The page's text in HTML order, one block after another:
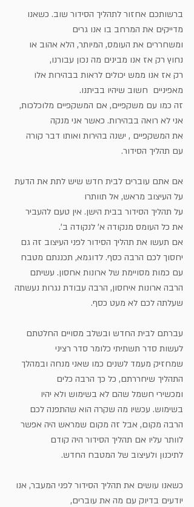
ברשותכם אחזור לתהליך הסידור שוב. כשאנו
מדייקים את המרחב בו אנו גרים
ומשחררים את העומס, המיותר, הלא אהוב או
נחוץ רק אז אנו מבינים מה נכון עבורנו,
רק אז אנו ממש יכולים לראות בבהירות אלו
מאפיניים  חשוב שיהיו בביתנו.
זה כמו עם משקפיים, אם המשקפיים מלוכלכות,
אני לא רואה בבהירות. כאשר אני מנקה
את המשקפיים , ישנה בהירות ואותו דבר קורה
עם תהליך הסידור.
אם אתם עוברים לבית חדש שיש לתת את הדעת
על העיצוב מראש, אל תוותרו
על תהליך הסידור בבית הישן. אין טעם להעביר
את כל העומס מנקודה א' לנקודה ב'.
אם תעשו את תהליך הסידור לפני העיצוב זה גם
יחסוך לכם הרבה כסף. לדוגמא, תכננתם מטבח
עם כמות מסויימת של ארונות אחסון. עשיתם
הרבה ארונות איחסון, הרבה עבודת נגרות נעשתה
שעלתה לכם לא מעט כסף.
עברתם לבית החדש ובשלב מסויים החלטתם
לעשות סדר תשתיתי כלומר סדר רציני
שמחזיק מעמד לשנים כמו שאני מנחה ובמהלך
התהליך שיחררתם, כל כך הרבה כלים
ומכשירי חשמל שהם לא בשימוש ולא יהיו
בשימוש. עכשיו מה שקרה הוא שהתפנה לכם
הרבה מקום, אבל זה מקום שמראש היה אפשר
לוותר עליו אם תהליך הסידור היה קודם
לתיכנון ולעיצוב של המטבח החדש.
כשאנו עושים את תהליך הסידור לפני המעבר, אנו
יודעים בדיוק עם מה את עוברים,